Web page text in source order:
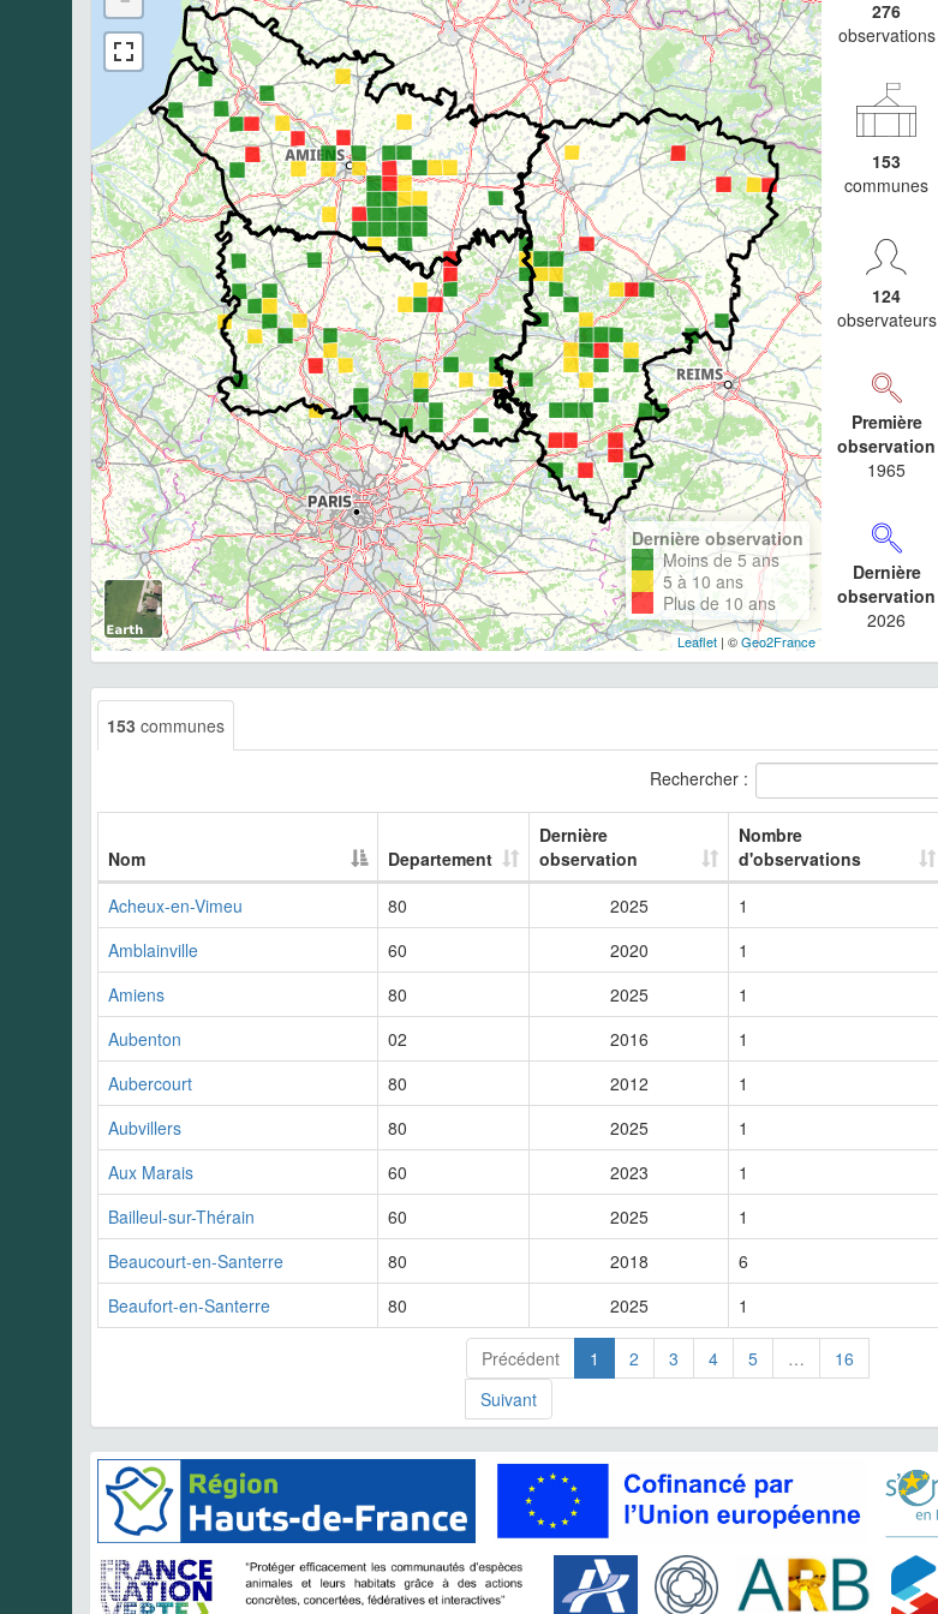
Dernière observation
Moins de 5 ans
5 à 10 ans
Plus de 10 ans
Leaflet| ©Geo2France
276
observations
153
communes
124
observateurs
Première
observation
1965
Dernière
observation
2026
153 communes
Rechercher :
Nom Departement
Dernière
observation
Nombre
d'observations
Acheux-en-Vimeu
80 2025
1
Amblainville
60 2020
1
Amiens
80 2025
1
Aubenton
02 2016
1
Aubercourt
80 2012
1
Aubvillers
80 2025
1
Aux Marais
60 2023
1
Bailleul-sur-Thérain
60 2025
1
Beaucourt-en-Santerre
80 2018
6
Beaufort-en-Santerre
80 2025 1
Précédent 1 2 3 4 5 …
16
Suivant